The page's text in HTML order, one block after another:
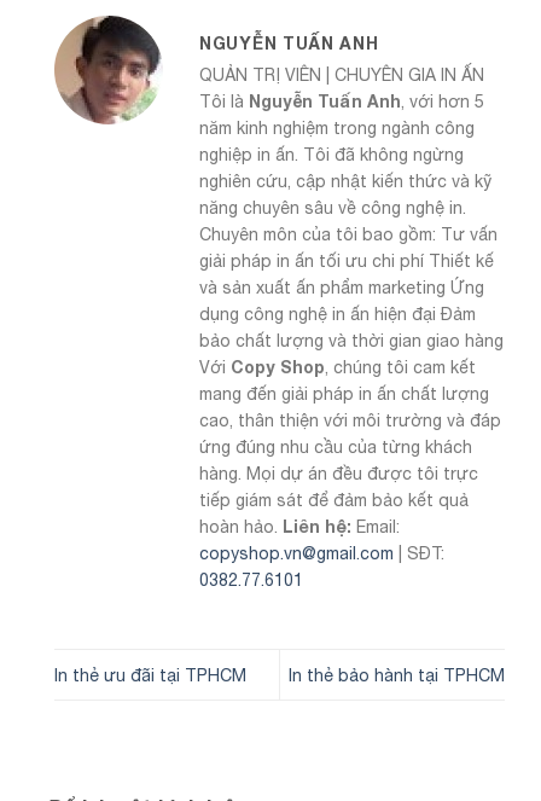
NGUYỄN TUẤN ANH
QUẢN TRỊ VIÊN | CHUYÊN GIA IN ẤN
Tôi là Nguyễn Tuấn Anh , với hơn 5
năm kinh nghiệm trong ngành công
nghiệp in ấn. Tôi đã không ngừng
nghiên cứu, cập nhật kiến thức và kỹ
năng chuyên sâu về công nghệ in.
Chuyên môn của tôi bao gồm: Tư vấn
giải pháp in ấn tối ưu chi phí Thiết kế
và sản xuất ấn phẩm marketing Ứng
dụng công nghệ in ấn hiện đại Đảm
bảo chất lượng và thời gian giao hàng
Với Copy Shop , chúng tôi cam kết
mang đến giải pháp in ấn chất lượng
cao, thân thiện với môi trường và đáp
ứng đúng nhu cầu của từng khách
hàng. Mọi dự án đều được tôi trực
tiếp giám sát để đảm bảo kết quả
hoàn hảo. Liên hệ: Email:
copyshop.vn@gmail.com | SĐT:
0382.77.6101
In thẻ ưu đãi tại TPHCM In thẻ bảo hành tại TPHCM